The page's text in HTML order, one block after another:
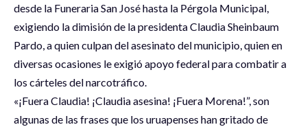
desde la Funeraria San José hasta la Pérgola Municipal,
exigiendo la dimisión de la presidenta Claudia Sheinbaum
Pardo, a quien culpan del asesinato del municipio, quien en
diversas ocasiones le exigió apoyo federal para combatir a
los cárteles del narcotráfico.
«¡Fuera Claudia! ¡Claudia asesina! ¡Fuera Morena!”, son
algunas de las frases que los uruapenses han gritado de